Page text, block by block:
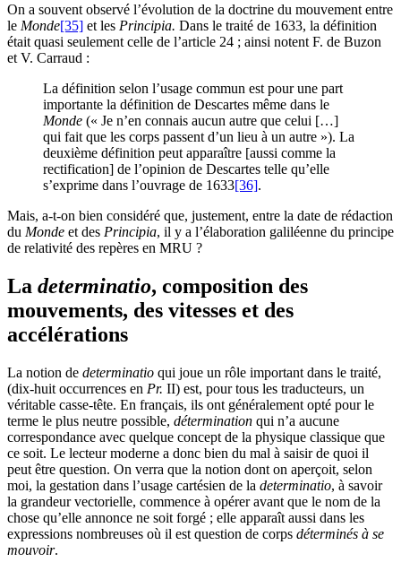
On a souvent observé l’évolution de la doctrine du mouvement entre
le Monde[35] et les Principia. Dans le traité de 1633, la définition
était quasi seulement celle de l’article 24 ; ainsi notent F. de Buzon
et V. Carraud :
La définition selon l’usage commun est pour une part
importante la définition de Descartes même dans le
Monde (« Je n’en connais aucun autre que celui […]
qui fait que les corps passent d’un lieu à un autre »). La
deuxième définition peut apparaître [aussi comme la
rectification] de l’opinion de Descartes telle qu’elle
s’exprime dans l’ouvrage de 1633[36].
Mais, a-t-on bien considéré que, justement, entre la date de rédaction
du Monde et des Principia, il y a l’élaboration galiléenne du principe
de relativité des repères en MRU ?
La determinatio, composition des
mouvements, des vitesses et des
accélérations
La notion de determinatio qui joue un rôle important dans le traité,
(dix-huit occurrences en Pr. II) est, pour tous les traducteurs, un
véritable casse-tête. En français, ils ont généralement opté pour le
terme le plus neutre possible, détermination qui n’a aucune
correspondance avec quelque concept de la physique classique que
ce soit. Le lecteur moderne a donc bien du mal à saisir de quoi il
peut être question. On verra que la notion dont on aperçoit, selon
moi, la gestation dans l’usage cartésien de la determinatio, à savoir
la grandeur vectorielle, commence à opérer avant que le nom de la
chose qu’elle annonce ne soit forgé ; elle apparaît aussi dans les
expressions nombreuses où il est question de corps déterminés à se
mouvoir.